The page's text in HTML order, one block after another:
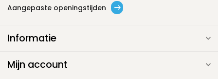
Aangepaste openingstijden
Informatie
Mijn account